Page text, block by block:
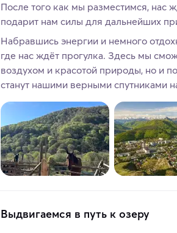
После того как мы разместимся, нас
подарит нам силы для дальнейших
Набравшись энергии и немного
где нас ждёт прогулка. Здесь мы
воздухом и красотой природы, но и
станут нашими верными спутниками
Выдвигаемся в путь к озеру